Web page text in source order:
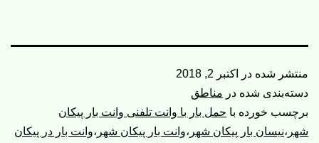
منتشر شده در
اکتبر 2, 2018
دسته‌بندی شده در مناطق
برچسب خورده با حمل بار با وانت تلفنی وانت بار پیکان
شهر ،نیسان بار پیکان شهر ،وانت بار پیکان شهر ،وانت بار در پیکان